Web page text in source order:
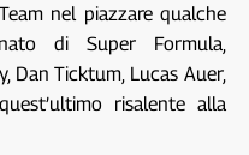
nel piazzare qualche
di Super Formula,
Dan Ticktum, Lucas Auer,
risalente alla